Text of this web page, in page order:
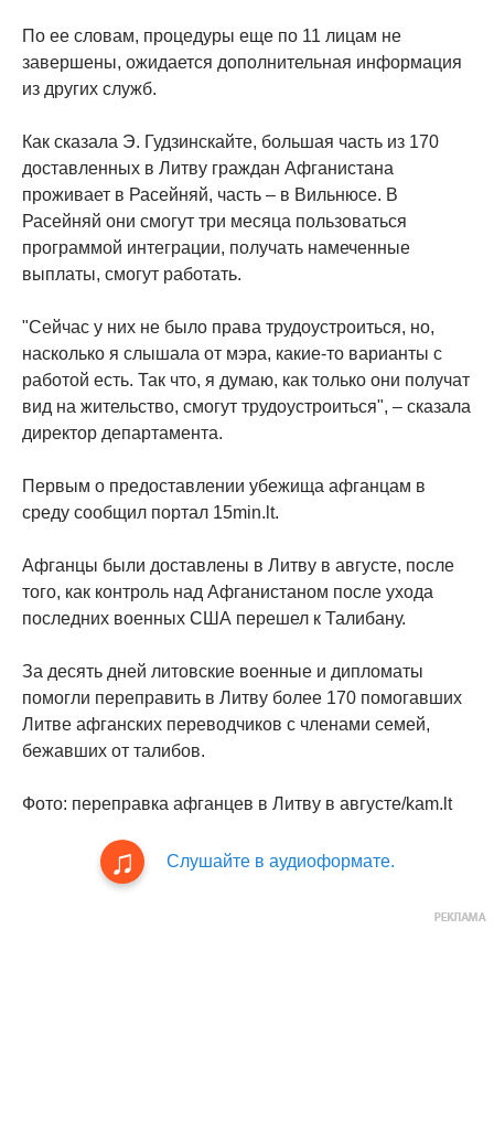
По ее словам, процедуры еще по 11 лицам не
завершены, ожидается дополнительная информация
из других служб.
Как сказала Э. Гудзинскайте, большая часть из 170
доставленных в Литву граждан Афганистана
проживает в Расейняй, часть – в Вильнюсе. В
Расейняй они смогут три месяца пользоваться
программой интеграции, получать намеченные
выплаты, смогут работать.
"Сейчас у них не было права трудоустроиться, но,
насколько я слышала от мэра, какие-то варианты с
работой есть. Так что, я думаю, как только они получат
вид на жительство, смогут трудоустроиться", – сказала
директор департамента.
Первым о предоставлении убежища афганцам в
среду сообщил портал 15min.lt.
Афганцы были доставлены в Литву в августе, после
того, как контроль над Афганистаном после ухода
последних военных США перешел к Талибану.
За десять дней литовские военные и дипломаты
помогли переправить в Литву более 170 помогавших
Литве афганских переводчиков с членами семей,
бежавших от талибов.
Фото: переправка афганцев в Литву в августе/kam.lt
Слушайте в аудиоформате.